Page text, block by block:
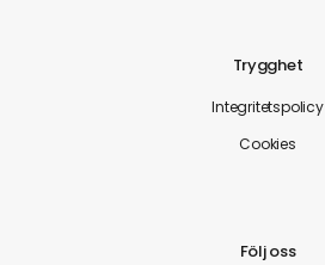
Trygghet
Integritetspolicy
Cookies
Följ oss